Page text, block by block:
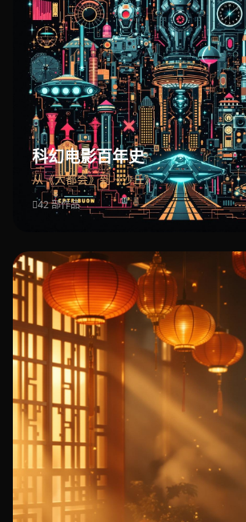
科幻电影百年史
从《大都会》到《沙丘》
42 部作品